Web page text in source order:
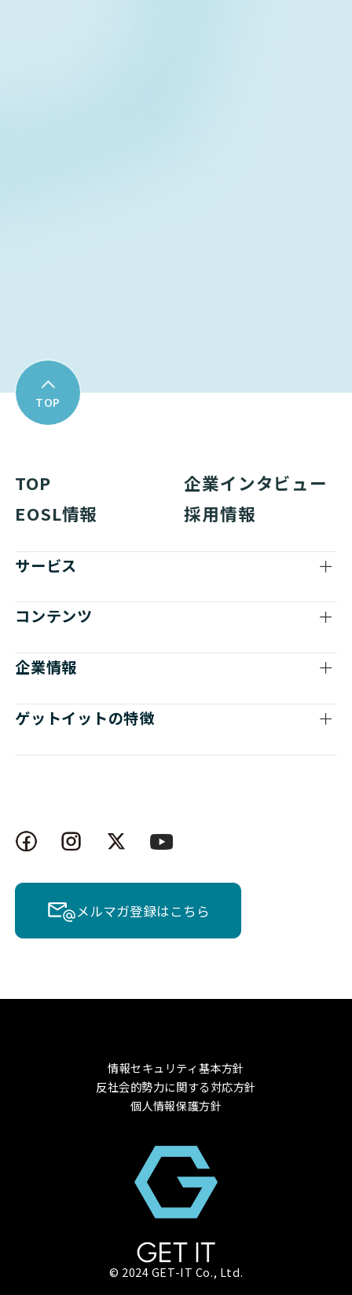
TOP
TOP
企業インタビュー
EOSL情報
採用情報
サービス
コンテンツ
企業情報
ゲットイットの特徴
メルマガ登録はこちら
情報セキュリティ基本方針
反社会的勢力に関する対応方針
個人情報保護方針
© 2024 GET-IT Co., Ltd.